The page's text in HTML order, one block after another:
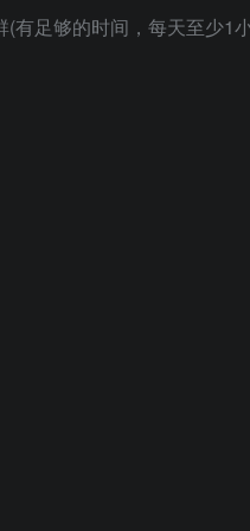
(有足够的时间，每天至少1